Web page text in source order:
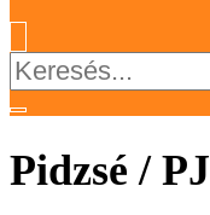
Keresés:
Pidzsé / PJ